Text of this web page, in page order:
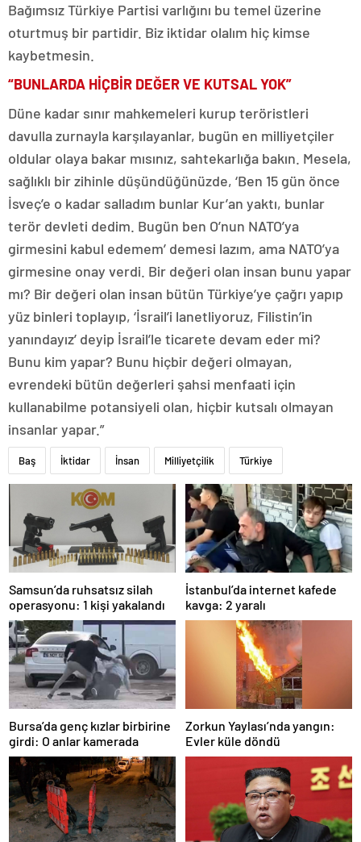
Bağımsız Türkiye Partisi varlığını bu temel üzerine
oturtmuş bir partidir. Biz iktidar olalım hiç kimse
kaybetmesin.
“BUNLARDA HİÇBİR DEĞER VE KUTSAL YOK”
Düne kadar sınır mahkemeleri kurup teröristleri
davulla zurnayla karşılayanlar, bugün en milliyetçiler
oldular olaya bakar mısınız, sahtekarlığa bakın. Mesela,
sağlıklı bir zihinle düşündüğünüzde, ‘Ben 15 gün önce
İsveç’e o kadar salladım bunlar Kur’an yaktı, bunlar
terör devleti dedim. Bugün ben O’nun NATO’ya
girmesini kabul edemem’ demesi lazım, ama NATO’ya
girmesine onay verdi. Bir değeri olan insan bunu yapar
mı? Bir değeri olan insan bütün Türkiye’ye çağrı yapıp
yüz binleri toplayıp, ‘İsrail’i lanetliyoruz, Filistin’in
yanındayız’ deyip İsrail’le ticarete devam eder mi?
Bunu kim yapar? Bunu hiçbir değeri olmayan,
evrendeki bütün değerleri şahsi menfaati için
kullanabilme potansiyeli olan, hiçbir kutsalı olmayan
insanlar yapar.”
Baş İktidar İnsan Milliyetçilik Türkiye
Samsun’da ruhsatsız silah
operasyonu: 1 kişi yakalandı
İstanbul’da internet kafede
kavga: 2 yaralı
Bursa’da genç kızlar birbirine
girdi: O anlar kamerada
Zorkun Yaylası’nda yangın:
Evler küle döndü